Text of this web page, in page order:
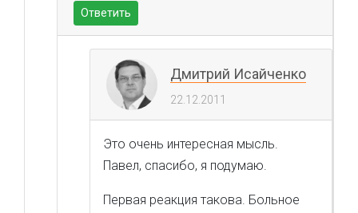
Ответить
Дмитрий Исайченко
22.12.2011
Это очень интересная мысль.
Павел, спасибо, я подумаю.
Первая реакция такова. Больное